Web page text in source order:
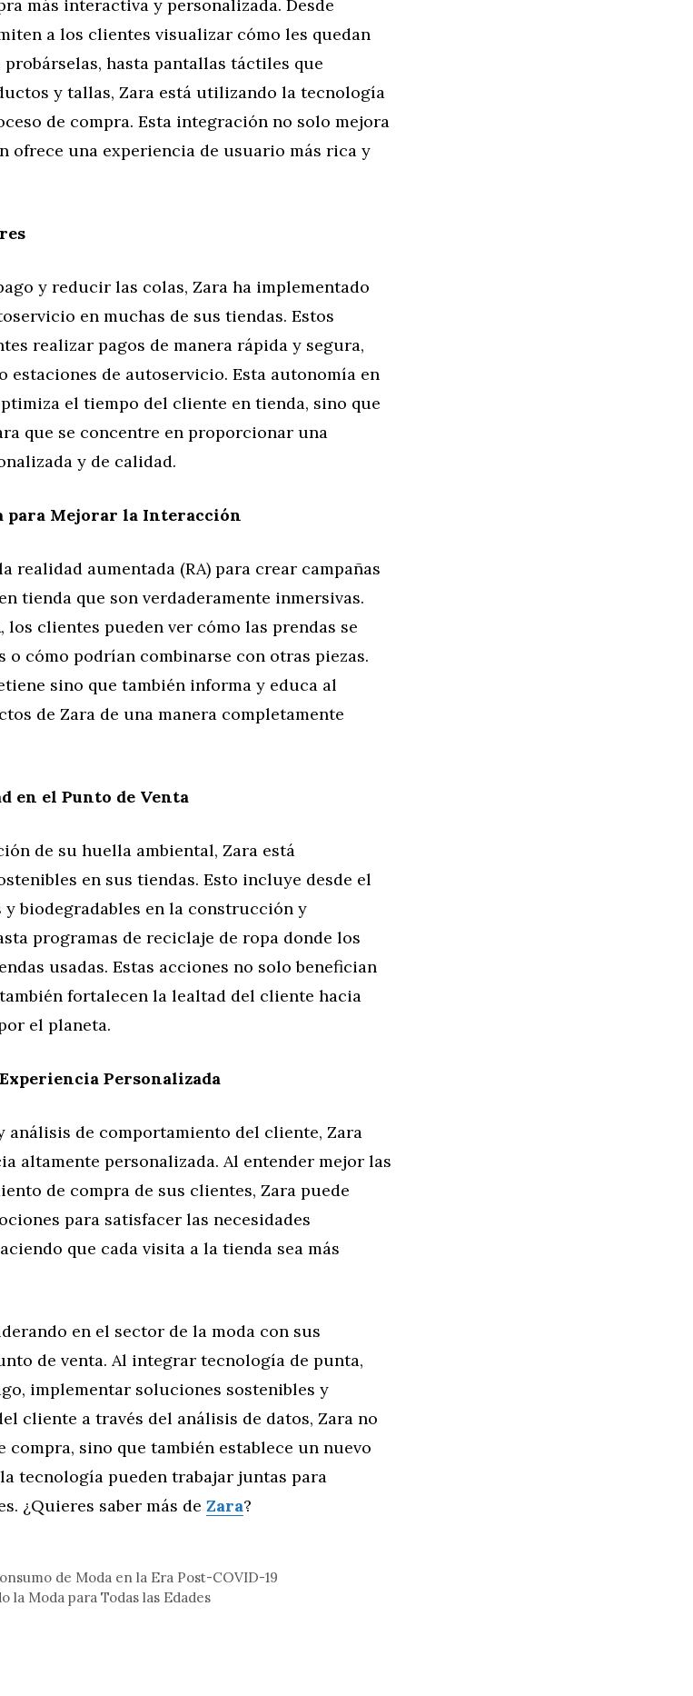
más interactiva y personalizada. Desde
a los clientes visualizar cómo les quedan
hasta pantallas táctiles que
y tallas, Zara está utilizando la tecnología
de compra. Esta integración no solo mejora
ofrece una experiencia de usuario más rica y
y reducir las colas, Zara ha implementado
en muchas de sus tiendas. Estos
realizar pagos de manera rápida y segura,
estaciones de autoservicio. Esta autonomía en
el tiempo del cliente en tienda, sino que
que se concentre en proporcionar una
y de calidad.
para Mejorar la Interacción
realidad aumentada (RA) para crear campañas
tienda que son verdaderamente inmersivas.
los clientes pueden ver cómo las prendas se
cómo podrían combinarse con otras piezas.
sino que también informa y educa al
de Zara de una manera completamente
en el Punto de Venta
de su huella ambiental, Zara está
en sus tiendas. Esto incluye desde el
biodegradables en la construcción y
programas de reciclaje de ropa donde los
usadas. Estas acciones no solo benefician
fortalecen la lealtad del cliente hacia
el planeta.
Personalizada
análisis de comportamiento del cliente, Zara
altamente personalizada. Al entender mejor las
de compra de sus clientes, Zara puede
para satisfacer las necesidades
que cada visita a la tienda sea más
en el sector de la moda con sus
de venta. Al integrar tecnología de punta,
implementar soluciones sostenibles y
cliente a través del análisis de datos, Zara no
compra, sino que también establece un nuevo
tecnología pueden trabajar juntas para
¿Quieres saber más de Zara?
de Moda en la Era Post-COVID-19
la Moda para Todas las Edades